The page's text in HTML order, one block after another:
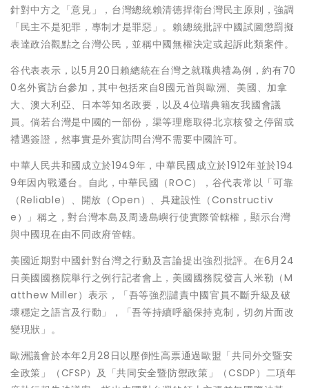
針對中方之「意見」，台灣總統賴清德捍衛台灣民主原則，強調
「民主不是犯罪，專制才是罪惡」。賴總統批評中國試圖懲罰擬
表達政治觀點之台灣公民，並稱中國無權決定或起訴此類案件。
谷代表表示，以5月20日賴總統在台灣之就職典禮為例，約有70
0名外賓訪台參加，其中包括來自8國元首與歐洲、美國、加拿
大、澳大利亞、日本等知名政要，以及4位瑞典籍友我國會議
員。倘若台灣是中國的一部份，渠等理應取得北京核發之停留或
禮遇簽證，然事實是外賓訪問台灣不需要中國許可。
中華人民共和國成立於1949年，中華民國成立於1912年並於194
9年因內戰遷台。自此，中華民國（ROC），谷代表常以「可靠
（Reliable）、開放（Open）、具建設性（Constructiv
e）」稱之，對台灣本島及周邊島嶼行使實際管轄權，顯示台灣
與中國現在由不同政府管轄。
美國近期對中國針對台灣之行動及言論提出強烈批評。在6月24
日美國國務院舉行之例行記者會上，美國國務院發言人米勒（M
atthew Miller）表示，「吾等強烈譴責中國官員不斷升級及破
壞穩定之語言及行動」，「吾等持續呼籲保持克制，切勿片面改
變現狀」。
歐洲議會於本年2月28日以壓倒性高票通過歐盟「共同外交暨安
全政策」（CFSP）及「共同安全暨防禦政策」（CSDP）二項年